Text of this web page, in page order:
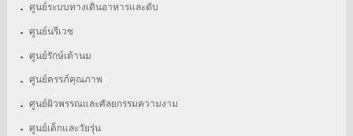
ศูนย์ระบบทางเดินอาหารและตับ
ศูนย์นรีเวช
ศูนย์รักษ์เต้านม
ศูนย์ครรภ์คุณภาพ
ศูนย์ผิวพรรณและศัลยกรรมความงาม
ศูนย์เด็กและวัยรุ่น